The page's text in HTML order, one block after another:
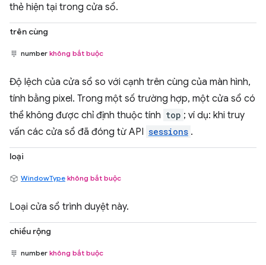
thẻ hiện tại trong cửa sổ.
trên cùng
number không bắt buộc
Độ lệch của cửa sổ so với cạnh trên cùng của màn hình,
tính bằng pixel. Trong một số trường hợp, một cửa sổ có
thể không được chỉ định thuộc tính top ; ví dụ: khi truy
vấn các cửa sổ đã đóng từ API sessions .
loại
WindowType không bắt buộc
Loại cửa sổ trình duyệt này.
chiều rộng
number không bắt buộc